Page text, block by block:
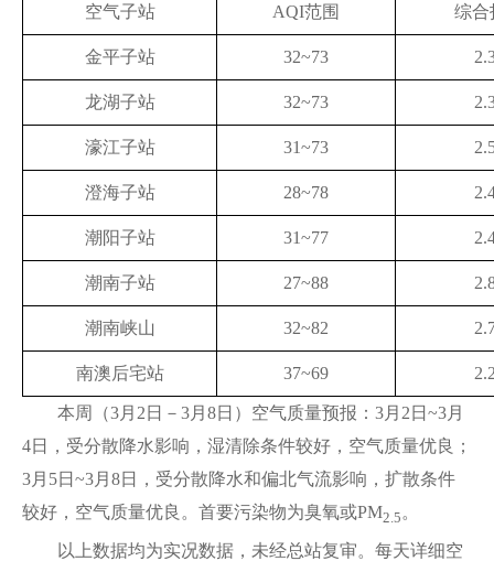
空气子站 AQI范围 综合
金平子站 32~73
龙湖子站 32~73
濠江子站 31~73
澄海子站 28~78
潮阳子站 31~77
潮南子站 27~88
潮南峡山 32~82
南澳后宅站 37~69
本周（3月2日－3月8日）空气质量预报：3月2日~3月
4日，受分散降水影响，湿清除条件较好，空气质量优良；
3月5日~3月8日，受分散降水和偏北气流影响，扩散条件
较好，空气质量优良。首要污染物为臭氧或PM2.5 。
以上数据均为实况数据，未经总站复审。每天详细空